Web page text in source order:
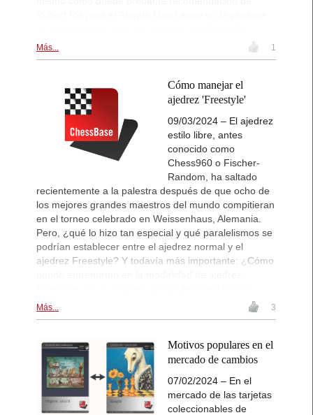
Más... 1
Cómo manejar el
ajedrez 'Freestyle'
09/03/2024 – El ajedrez
estilo libre, antes
conocido como
Chess960 o Fischer-
Random, ha saltado
recientemente a la palestra después de que ocho de
los mejores grandes maestros del mundo compitieran
en el torneo celebrado en Weissenhaus, Alemania.
Pero, ¿qué lo hizo tan especial y qué paralelismos se
podrían establecer entre el ajedrez normal y el
ajedrez Freestyle? Y todavía más importante: ¿Cómo
Más... 3
Motivos populares en el
mercado de cambios
07/02/2024 – En el
mercado de las tarjetas
coleccionables de